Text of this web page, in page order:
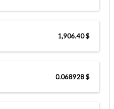
$ 1,906.40
$ 0.068928